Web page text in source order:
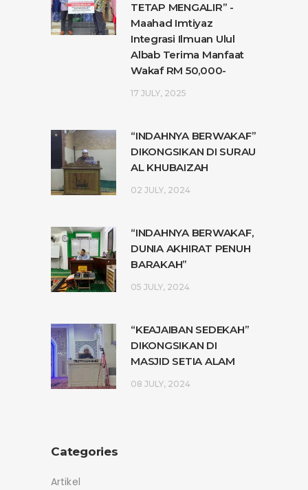
TETAP MENGALIR” -
Maahad Imtiyaz
Integrasi Ilmuan Ulul
Albab Terima Manfaat
Wakaf RM 50,000-
17 JULY, 2025
“INDAHNYA BERWAKAF”
DIKONGSIKAN DI SURAU
AL KHUBAIZAH
02 JULY, 2024
“INDAHNYA BERWAKAF,
DUNIA AKHIRAT PENUH
BARAKAH”
05 JULY, 2024
“KEAJAIBAN SEDEKAH”
DIKONGSIKAN DI
MASJID SETIA ALAM
08 JULY, 2024
Categories
Artikel